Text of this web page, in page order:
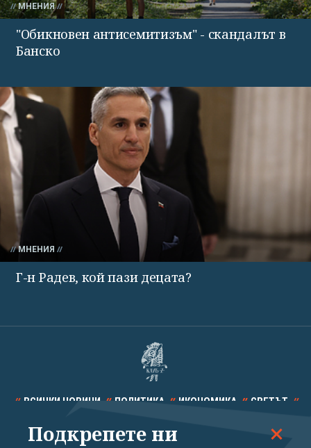
МНЕНИЯ
"Обикновен антисемитизъм" - скандалът в
Банско
МНЕНИЯ
Г-н Радев, кой пази децата?
ВСИЧКИ НОВИНИ ПОЛИТИКА ИКОНОМИКА СВЕТЪТ
СПОРТ КУЛТУРА ТЕХНОЛОГИИ КАЛЕЙДОСКОП
Подкрепете ни